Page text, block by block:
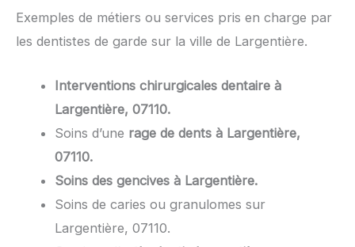
Exemples de métiers ou services pris en charge par
les dentistes de garde sur la ville de Largentière.
Interventions chirurgicales dentaire à
Largentière, 07110.
Soins d’une rage de dents à Largentière,
07110.
Soins des gencives à Largentière.
Soins de caries ou granulomes sur
Largentière, 07110.